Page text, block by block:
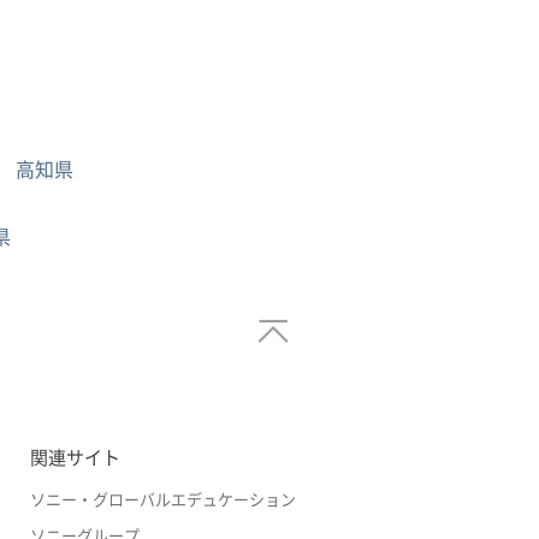
高知県
関連サイト
ソニー・グローバルエデュケーション
ソニーグループ